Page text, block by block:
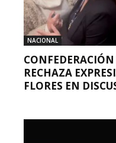
NACIONAL
RECHAZA
FLORES EN